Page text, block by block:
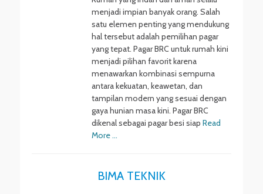
menjadi impian banyak orang. Salah
satu elemen penting yang mendukung
hal tersebut adalah pemilihan pagar
yang tepat. Pagar BRC untuk rumah kini
menjadi pilihan favorit karena
menawarkan kombinasi sempurna
antara kekuatan, keawetan, dan
tampilan modern yang sesuai dengan
gaya hunian masa kini. Pagar BRC
dikenal sebagai pagar besi siap Read
More …
BIMA TEKNIK